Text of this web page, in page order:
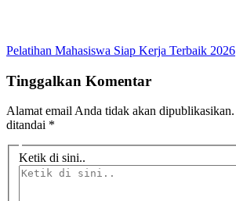
Pelatihan Mahasiswa Siap Kerja Terbaik 2026
Tinggalkan Komentar
Alamat email Anda tidak akan dipublikasikan.
ditandai *
Ketik di sini..